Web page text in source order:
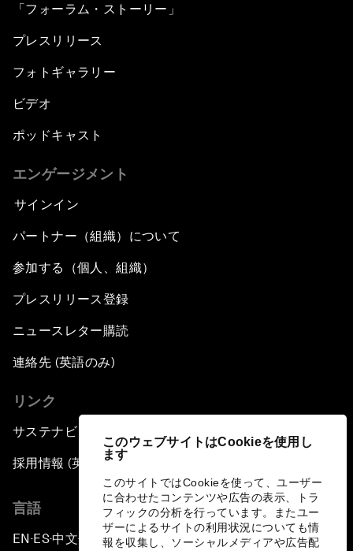
このウェブサイトはCookieを使用し
ます
このサイトではCookieを使って、ユーザー
に合わせたコンテンツや広告の表示、トラ
フィックの分析を行っています。またユー
ザーによるサイトの利用状況についても情
報を収集し、ソーシャルメディアや広告配
「フォーラム・ストーリー」
プレスリリース
フォトギャラリー
ビデオ
ポッドキャスト
エンゲージメント
サインイン
パートナー（組織）について
参加する（個人、組織）
プレスリリース登録
ニュースレター購読
連絡先 (英語のみ)
リンク
サステナビリティへの取り組み
採用情報 (英語のみ)
言語
EN ▪ES▪中文▪ 日本語